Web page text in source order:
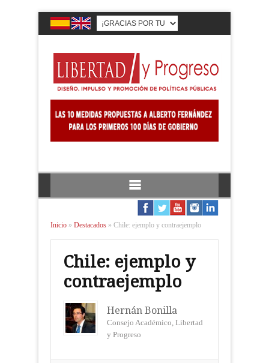
Inicio » Destacados » Chile: ejemplo y contraejemplo
Chile: ejemplo y
contraejemplo
Hernán Bonilla
Consejo Académico, Libertad
y Progreso